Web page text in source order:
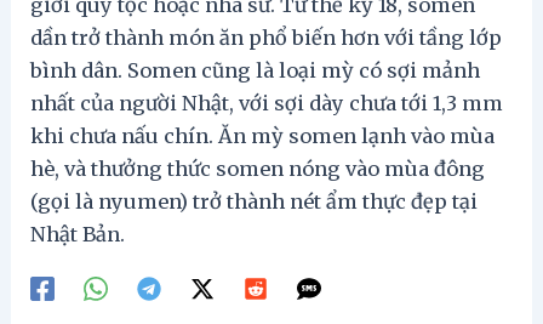
giới quý tộc hoặc nhà sư. Từ thế kỷ 18, somen
dần trở thành món ăn phổ biến hơn với tầng lớp
bình dân. Somen cũng là loại mỳ có sợi mảnh
nhất của người Nhật, với sợi dày chưa tới 1,3 mm
khi chưa nấu chín. Ăn mỳ somen lạnh vào mùa
hè, và thưởng thức somen nóng vào mùa đông
(gọi là nyumen) trở thành nét ẩm thực đẹp tại
Nhật Bản.